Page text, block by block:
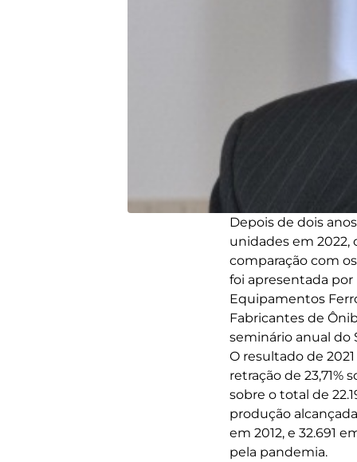
Depois de dois
unidades em 2022,
comparação com
foi apresentada
Equipamentos
Fabricantes de
seminário anual do
O resultado de
retração de 23,71%
sobre o total de
produção
em 2012, e 32.691
pela pandemia.